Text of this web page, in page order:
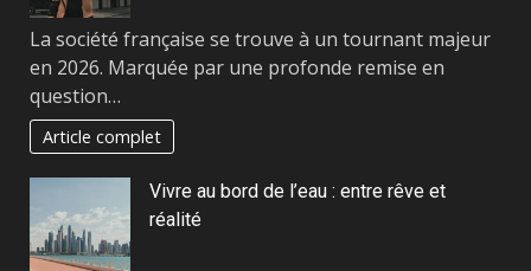
La société française se trouve à un tournant majeur
en 2026. Marquée par une profonde remise en
question…
Article complet
Vivre au bord de l’eau : entre rêve et
réalité